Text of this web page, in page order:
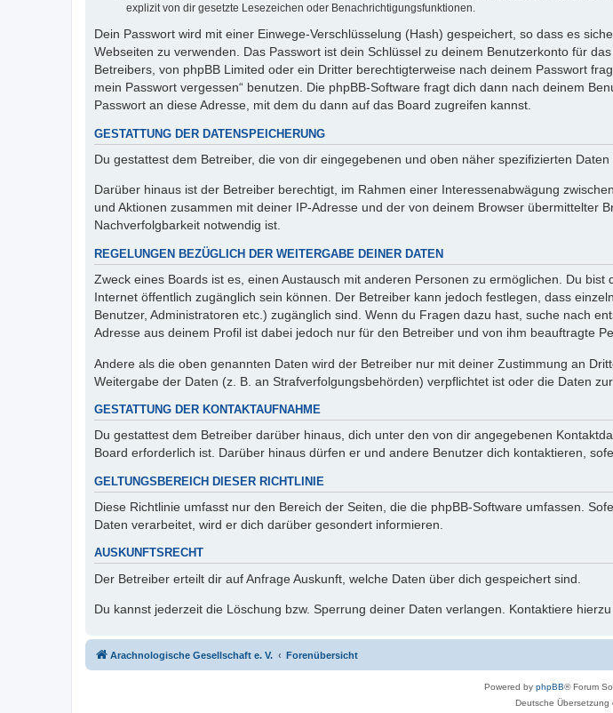
explizit von dir gesetzte Lesezeichen oder Benachrichtigungsfunktionen.
Dein Passwort wird mit einer Einwege-Verschlüsselung (Hash) gespeichert, so dass es
Webseiten zu verwenden. Das Passwort ist dein Schlüssel zu deinem Benutzerkonto für
Betreibers, von phpBB Limited oder ein Dritter berechtigterweise nach deinem Passwort
mein Passwort vergessen“ benutzen. Die phpBB-Software fragt dich dann nach deinem
Passwort an diese Adresse, mit dem du dann auf das Board zugreifen kannst.
GESTATTUNG DER DATENSPEICHERUNG
Du gestattest dem Betreiber, die von dir eingegebenen und oben näher spezifizierten
Darüber hinaus ist der Betreiber berechtigt, im Rahmen einer Interessenabwägung
und Aktionen zusammen mit deiner IP-Adresse und der von deinem Browser
Nachverfolgbarkeit notwendig ist.
REGELUNGEN BEZÜGLICH DER WEITERGABE DEINER DATEN
Zweck eines Boards ist es, einen Austausch mit anderen Personen zu ermöglichen. Du
Internet öffentlich zugänglich sein können. Der Betreiber kann jedoch festlegen, dass
Benutzer, Administratoren etc.) zugänglich sind. Wenn du Fragen dazu hast, suche nach
Adresse aus deinem Profil ist dabei jedoch nur für den Betreiber und von ihm beauftragte
Andere als die oben genannten Daten wird der Betreiber nur mit deiner Zustimmung an
Weitergabe der Daten (z. B. an Strafverfolgungsbehörden) verpflichtet ist oder die Daten
GESTATTUNG DER KONTAKTAUFNAHME
Du gestattest dem Betreiber darüber hinaus, dich unter den von dir angegebenen
Board erforderlich ist. Darüber hinaus dürfen er und andere Benutzer dich kontaktieren,
GELTUNGSBEREICH DIESER RICHTLINIE
Diese Richtlinie umfasst nur den Bereich der Seiten, die die phpBB-Software umfassen.
Daten verarbeitet, wird er dich darüber gesondert informieren.
AUSKUNFTSRECHT
Der Betreiber erteilt dir auf Anfrage Auskunft, welche Daten über dich gespeichert sind.
Du kannst jederzeit die Löschung bzw. Sperrung deiner Daten verlangen. Kontaktiere
Arachnologische Gesellschaft e. V. Forenübersicht
Powered by phpBB® Forum
Deutsche Übersetzung